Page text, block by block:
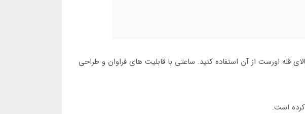
قله اورست از آن استفاده کنید. ساعتی با قابلیت های فراوان و طراحی
کرده است.